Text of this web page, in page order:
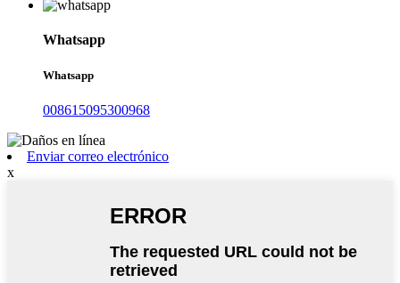
Whatsapp
Whatsapp
008615095300968
Enviar correo electrónico
x